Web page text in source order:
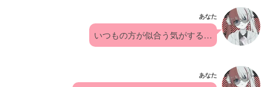
あなた
いつもの方が似合う気がする…
あなた